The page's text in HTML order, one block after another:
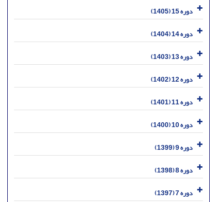
دوره 15 (1405)
دوره 14 (1404)
دوره 13 (1403)
دوره 12 (1402)
دوره 11 (1401)
دوره 10 (1400)
دوره 9 (1399)
دوره 8 (1398)
دوره 7 (1397)